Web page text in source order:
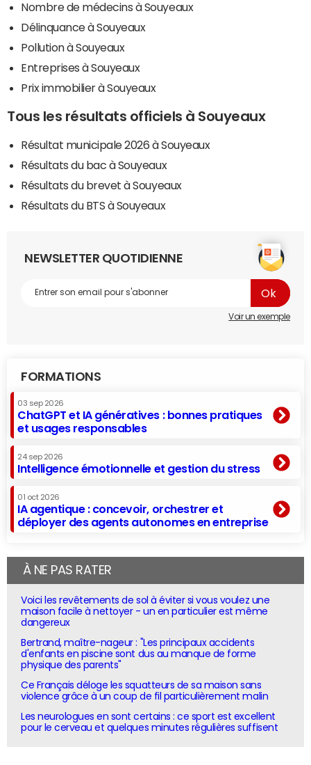
Nombre de médecins à Souyeaux
Délinquance à Souyeaux
Pollution à Souyeaux
Entreprises à Souyeaux
Prix immobilier à Souyeaux
Tous les résultats officiels à Souyeaux
Résultat municipale 2026 à Souyeaux
Résultats du bac à Souyeaux
Résultats du brevet à Souyeaux
Résultats du BTS à Souyeaux
NEWSLETTER QUOTIDIENNE
Voir un exemple
FORMATIONS
03 sep 2026
ChatGPT et IA génératives : bonnes pratiques
et usages responsables
24 sep 2026
Intelligence émotionnelle et gestion du stress
01 oct 2026
IA agentique : concevoir, orchestrer et
déployer des agents autonomes en entreprise
À NE PAS RATER
Voici les revêtements de sol à éviter si vous voulez une
maison facile à nettoyer - un en particulier est même
dangereux
Bertrand, maître-nageur : "Les principaux accidents
d'enfants en piscine sont dus au manque de forme
physique des parents"
Ce Français déloge les squatteurs de sa maison sans
violence grâce à un coup de fil particulièrement malin
Les neurologues en sont certains : ce sport est excellent
pour le cerveau et quelques minutes régulières suffisent